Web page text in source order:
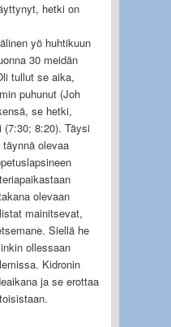
hetki on
yö huhtikuun
30 meidän
tullut se aika,
puhunut (Joh
se hetki,
(7:30; 8:20). Täysi
olevaa
olevaan
mainitsevat,
Siellä he
ollessaan
Kidronin
ja se erottaa